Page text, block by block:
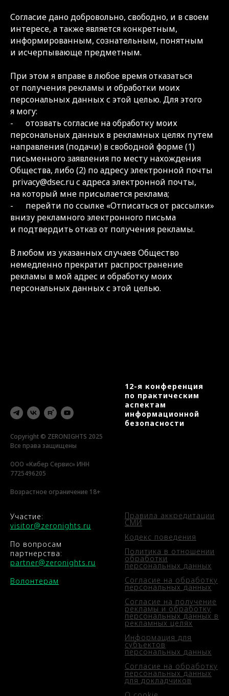
Согласие дано добровольно, свободно, и в своем
интересе, а также является конкретным,
информированным, сознательным, понятным
и исчерпывающе предметным.
При этом я вправе в любое время отказаться
от получения рекламы и обработки моих
персональных данных с этой целью. Для этого
я могу:
- отозвать согласие на обработку моих
персональных данных в рекламных целях путем
направления (подачи) в свободной форме (1)
письменного заявления по месту нахождения
Общества, либо (2) по адресу электронной почты
privacy@dsec.ru с адреса электронной почты,
на который мне присылается реклама;
- перейти по ссылке «Отписаться от рассылки»
внизу рекламного электронного письма
и подтвердить отказ от получения рекламы.
В любом из указанных случаев Общество
немедленно прекратит распространение
рекламы в мой адрес и обработку моих
персональных данных с этой целью.
Copyright © ZERONIGHTS 2025
Все права защищены
ООО «Кибер Сервис» ИНН
7725496205
Возрастное ограничение 18+
12-я конференция
по практическим
аспектам
информационной
безопасности
Участие:
visitor@zeronights.ru
По вопросам
партнерства:
partner@zeronights.ru
Волонтерам
Правила аккредитации
СМИ
Кодекс поведения
Политика в отношении
обработки
персональных данных
Согласие на обработку
персональных данных
Согласие на получение
рекламы и обработку
персональных данных в
рекламных целях
Информация для
субъектов
персональных данных
Согласие на обработку
персональных данных
для докладчиков